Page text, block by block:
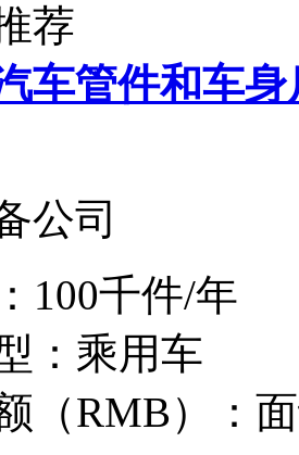
荐
车管件和车
公司
100千件/年
： 乘用车
（RMB）：